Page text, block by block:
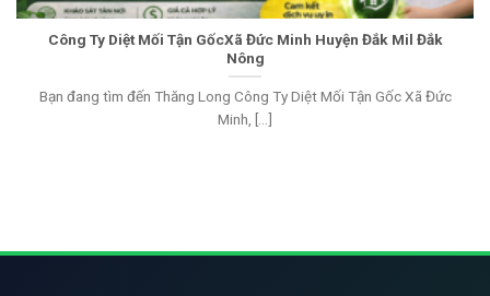
Công Ty Diệt Mối Tận GốcXã Đức Minh Huyện Đắk Mil Đắk
Nông
Bạn đang tìm đến Thăng Long Công Ty Diệt Mối Tận Gốc Xã Đức
Minh, [...]